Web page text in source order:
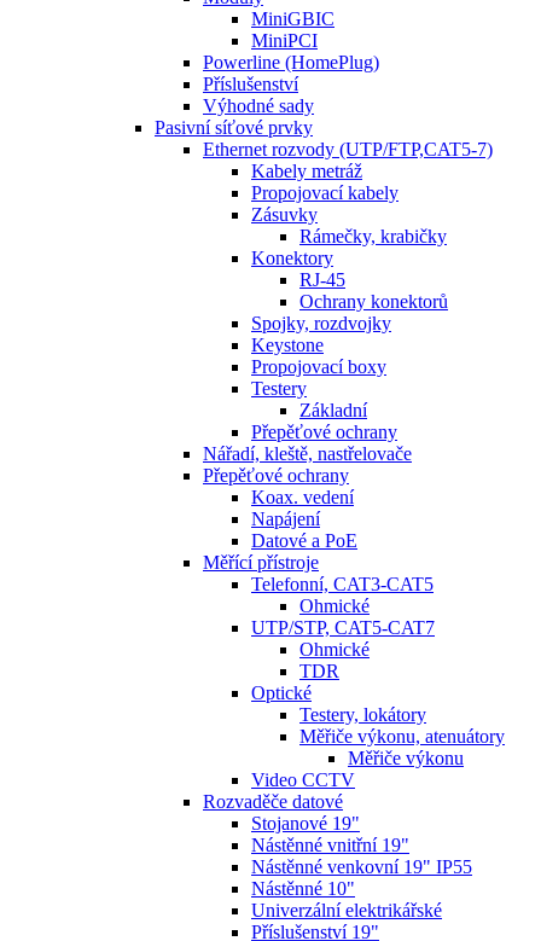
MiniGBIC
MiniPCI
Powerline (HomePlug)
Příslušenství
Výhodné sady
Pasivní síťové prvky
Ethernet rozvody (UTP/FTP,CAT5-7)
Kabely metráž
Propojovací kabely
Zásuvky
Rámečky, krabičky
Konektory
RJ-45
Ochrany konektorů
Spojky, rozdvojky
Keystone
Propojovací boxy
Testery
Základní
Přepěťové ochrany
Nářadí, kleště, nastřelovače
Přepěťové ochrany
Koax. vedení
Napájení
Datové a PoE
Měřící přístroje
Telefonní, CAT3-CAT5
Ohmické
UTP/STP, CAT5-CAT7
Ohmické
TDR
Optické
Testery, lokátory
Měřiče výkonu, atenuátory
Měřiče výkonu
Video CCTV
Rozvaděče datové
Stojanové 19"
Nástěnné vnitřní 19"
Nástěnné venkovní 19" IP55
Nástěnné 10"
Univerzální elektrikářské
Příslušenství 19"